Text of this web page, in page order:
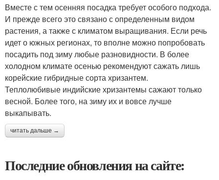
Вместе с тем осенняя посадка требует особого подхода.
И прежде всего это связано с определенным видом
растения, а также с климатом выращивания. Если речь
идет о южных регионах, то вполне можно попробовать
посадить под зиму любые разновидности. В более
холодном климате осенью рекомендуют сажать лишь
корейские гибридные сорта хризантем.
Теплолюбивые индийские хризантемы сажают только
весной. Более того, на зиму их и вовсе лучше
выкапывать.
читать дальше →
Последние обновления на сайте: